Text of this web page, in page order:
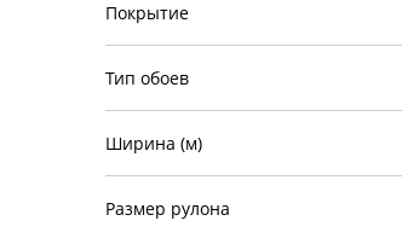
Покрытие
Тип обоев
Ширина (м)
Размер рулона